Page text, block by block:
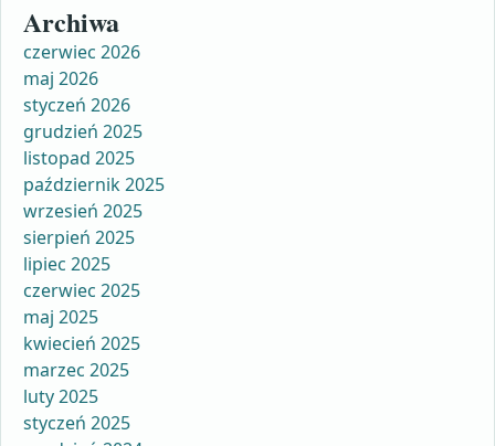
Archiwa
czerwiec 2026
maj 2026
styczeń 2026
grudzień 2025
listopad 2025
październik 2025
wrzesień 2025
sierpień 2025
lipiec 2025
czerwiec 2025
maj 2025
kwiecień 2025
marzec 2025
luty 2025
styczeń 2025